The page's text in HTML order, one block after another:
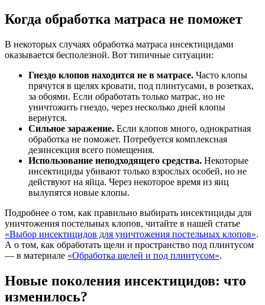
Когда обработка матраса не поможет
В некоторых случаях обработка матраса инсектицидами
оказывается бесполезной. Вот типичные ситуации:
Гнездо клопов находится не в матрасе. Часто клопы
прячутся в щелях кровати, под плинтусами, в розетках,
за обоями. Если обработать только матрас, но не
уничтожить гнездо, через несколько дней клопы
вернутся.
Сильное заражение. Если клопов много, однократная
обработка не поможет. Потребуется комплексная
дезинсекция всего помещения.
Использование неподходящего средства. Некоторые
инсектициды убивают только взрослых особей, но не
действуют на яйца. Через некоторое время из яиц
вылупятся новые клопы.
Подробнее о том, как правильно выбирать инсектициды для
уничтожения постельных клопов, читайте в нашей статье
«Выбор инсектицидов для уничтожения постельных клопов».
А о том, как обработать щели и пространство под плинтусом
— в материале «Обработка щелей и под плинтусом».
Новые поколения инсектицидов: что
изменилось?